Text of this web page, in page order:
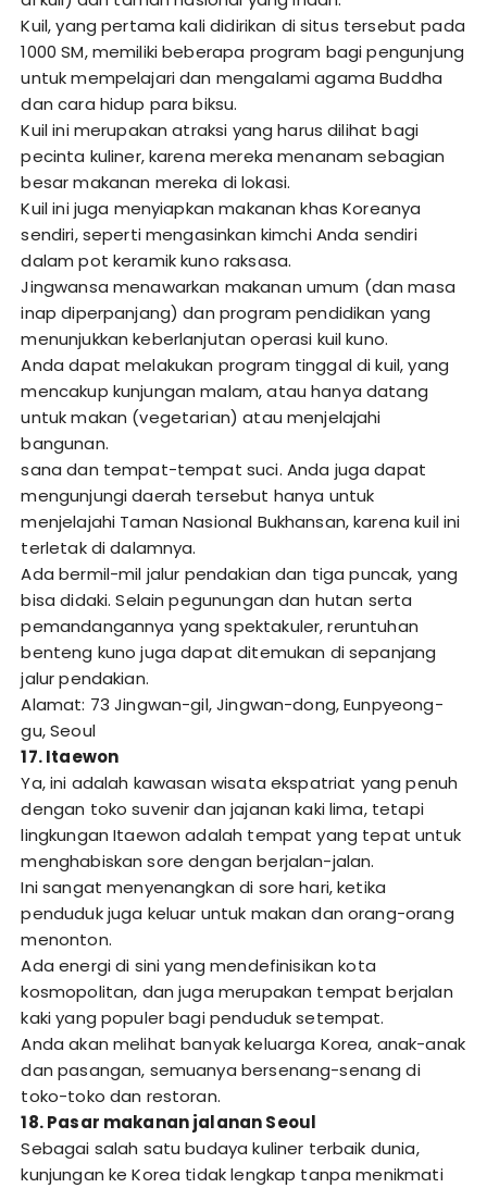
Kuil, yang pertama kali didirikan di situs tersebut pada
1000 SM, memiliki beberapa program bagi pengunjung
untuk mempelajari dan mengalami agama Buddha
dan cara hidup para biksu.
Kuil ini merupakan atraksi yang harus dilihat bagi
pecinta kuliner, karena mereka menanam sebagian
besar makanan mereka di lokasi.
Kuil ini juga menyiapkan makanan khas Koreanya
sendiri, seperti mengasinkan kimchi Anda sendiri
dalam pot keramik kuno raksasa.
Jingwansa menawarkan makanan umum (dan masa
inap diperpanjang) dan program pendidikan yang
menunjukkan keberlanjutan operasi kuil kuno.
Anda dapat melakukan program tinggal di kuil, yang
mencakup kunjungan malam, atau hanya datang
untuk makan (vegetarian) atau menjelajahi
bangunan.
sana dan tempat-tempat suci. Anda juga dapat
mengunjungi daerah tersebut hanya untuk
menjelajahi Taman Nasional Bukhansan, karena kuil ini
terletak di dalamnya.
Ada bermil-mil jalur pendakian dan tiga puncak, yang
bisa didaki. Selain pegunungan dan hutan serta
pemandangannya yang spektakuler, reruntuhan
benteng kuno juga dapat ditemukan di sepanjang
jalur pendakian.
Alamat: 73 Jingwan-gil, Jingwan-dong, Eunpyeong-
gu, Seoul
17. Itaewon
Ya, ini adalah kawasan wisata ekspatriat yang penuh
dengan toko suvenir dan jajanan kaki lima, tetapi
lingkungan Itaewon adalah tempat yang tepat untuk
menghabiskan sore dengan berjalan-jalan.
Ini sangat menyenangkan di sore hari, ketika
penduduk juga keluar untuk makan dan orang-orang
menonton.
Ada energi di sini yang mendefinisikan kota
kosmopolitan, dan juga merupakan tempat berjalan
kaki yang populer bagi penduduk setempat.
Anda akan melihat banyak keluarga Korea, anak-anak
dan pasangan, semuanya bersenang-senang di
toko-toko dan restoran.
18. Pasar makanan jalanan Seoul
Sebagai salah satu budaya kuliner terbaik dunia,
kunjungan ke Korea tidak lengkap tanpa menikmati